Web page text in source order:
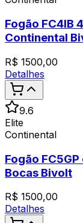
Fogão FC4IB
Continental
R$ 1500,00
Detalhes
9.6
Elite
Continental
Fogão
Bocas Bivolt
R$ 1500,00
Detalhes